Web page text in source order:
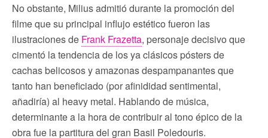
No obstante, Milius admitió durante la promoción del
filme que su principal influjo estético fueron las
ilustraciones de Frank Frazetta, personaje decisivo que
cimentó la tendencia de los ya clásicos pósters de
cachas belicosos y amazonas despampanantes que
tanto han beneficiado (por afinididad sentimental,
añadiría) al heavy metal. Hablando de música,
determinante a la hora de contribuir al tono épico de la
obra fue la partitura del gran Basil Poledouris.